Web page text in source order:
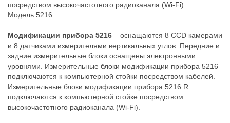
посредством высокочастотного радиоканала (Wi-Fi).
Модель 5216
Модификации прибора 5216 – оснащаются 8 CCD камерами
и 8 датчиками измерителями вертикальных углов. Передние и
задние измерительные блоки оснащены электронными
уровнями. Измерительные блоки модификации прибора 5216
подключаются к компьютерной стойки посредством кабелей.
Измерительные блоки модификации прибора 5216 R
подключаются к компьютерной стойке посредством
высокочастотного радиоканала (Wi-Fi).